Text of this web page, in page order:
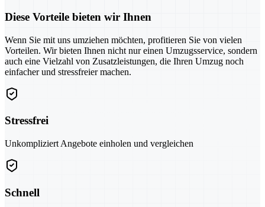
Diese Vorteile bieten wir Ihnen
Wenn Sie mit uns umziehen möchten, profitieren Sie von vielen
Vorteilen. Wir bieten Ihnen nicht nur einen Umzugsservice, sondern
auch eine Vielzahl von Zusatzleistungen, die Ihren Umzug noch
einfacher und stressfreier machen.
Stressfrei
Unkompliziert Angebote einholen und vergleichen
Schnell